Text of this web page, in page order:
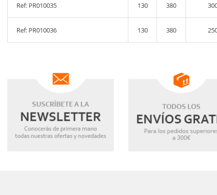
Ref: PR010035 130 380
Ref: PR010036 130 380